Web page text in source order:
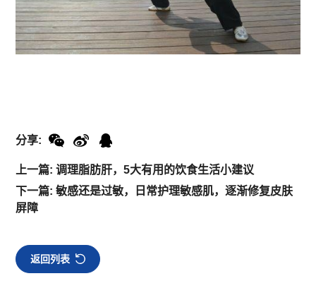
上一篇: 调理脂肪肝，5大有用的饮食生活小建议
下一篇: 敏感还是过敏，日常护理敏感肌，逐渐修复皮肤
屏障
分享:
返回列表